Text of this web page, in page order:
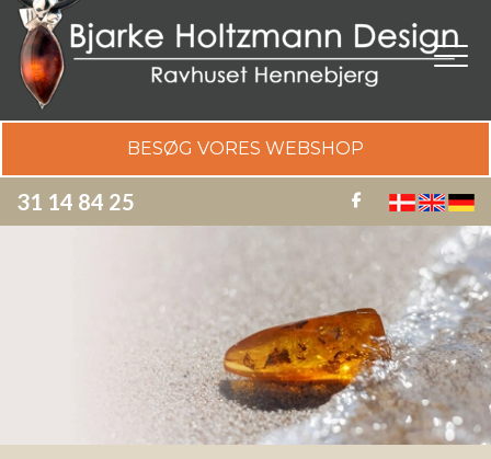
Gå
hovedindhold
BESØG VORES WEBSHOP
31 14 84 25